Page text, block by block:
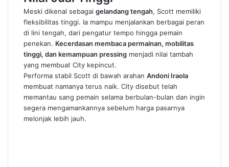
Meski dikenal sebagai gelandang tengah, Scott memiliki
fleksibilitas tinggi. Ia mampu menjalankan berbagai peran
di lini tengah, dari pengatur tempo hingga pemain
penekan. Kecerdasan membaca permainan, mobilitas
tinggi, dan kemampuan pressing menjadi nilai tambah
yang membuat City kepincut.
Performa stabil Scott di bawah arahan Andoni Iraola
membuat namanya terus naik. City disebut telah
memantau sang pemain selama berbulan-bulan dan ingin
segera mengamankannya sebelum harga pasarnya
melonjak lebih jauh.